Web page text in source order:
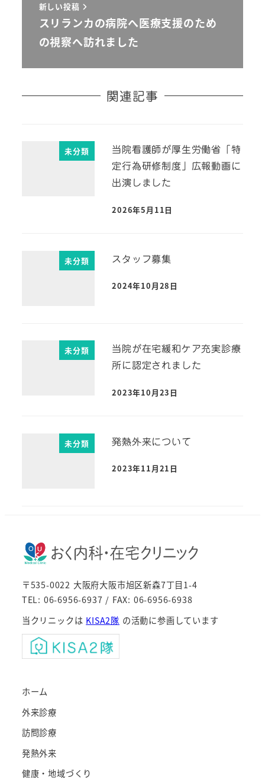
新しい投稿
スリランカの病院へ医療支援のため
の視察へ訪れました
関連記事
未分類
当院看護師が厚生労働省「特
定行為研修制度」広報動画に
出演しました
2026年5月11日
未分類 スタッフ募集
2024年10月28日
未分類
当院が在宅緩和ケア充実診療
所に認定されました
2023年10月23日
未分類 発熱外来について
2023年11月21日
〒535-0022 大阪府大阪市旭区新森7丁目1-4
TEL: 06-6956-6937 / FAX: 06-6956-6938
当クリニックは KISA2隊 の活動に参画しています
ホーム
外来診療
訪問診療
発熱外来
健康・地域づくり